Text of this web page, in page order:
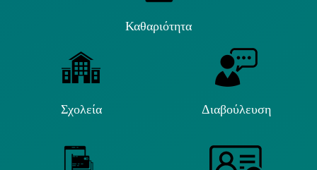
Καθαριότητα
Σχολεία Διαβούλευση